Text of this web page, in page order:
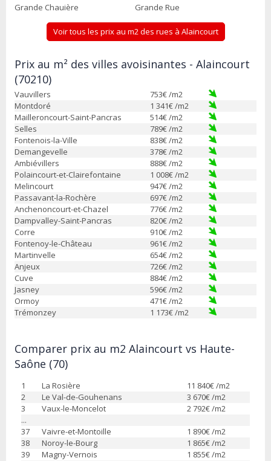
Grande Chauière
Grande Rue
Voir tous les prix au m2 des rues à Alaincourt
Prix au m² des villes avoisinantes - Alaincourt
(70210)
Vauvillers 753€ /m2
Montdoré
1 341€ /m2
Mailleroncourt-Saint-Pancras
514€ /m2
Selles
789€ /m2
Fontenois-la-Ville
838€ /m2
Demangevelle
378€ /m2
Ambiévillers
888€ /m2
Polaincourt-et-Clairefontaine
1 008€ /m2
Melincourt
947€ /m2
Passavant-la-Rochère
697€ /m2
Anchenoncourt-et-Chazel
776€ /m2
Dampvalley-Saint-Pancras
820€ /m2
Corre
910€ /m2
Fontenoy-le-Château
961€ /m2
Martinvelle
654€ /m2
Anjeux
726€ /m2
Cuve
884€ /m2
Jasney
596€ /m2
Ormoy
471€ /m2
Trémonzey
1 173€ /m2
Comparer prix au m2 Alaincourt vs Haute-
Saône (70)
1 La Rosière 11 840€ /m2
2
Le Val-de-Gouhenans 3 670€ /m2
3
Vaux-le-Moncelot 2 792€ /m2
...
37
Vaivre-et-Montoille 1 890€ /m2
38
Noroy-le-Bourg 1 865€ /m2
39
Magny-Vernois 1 855€ /m2